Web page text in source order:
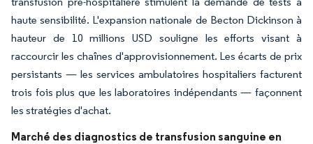
haute sensibilité. L'expansion nationale de Becton Dickinson à
hauteur de 10 millions USD souligne les efforts visant à
raccourcir les chaînes d'approvisionnement. Les écarts de prix
persistants — les services ambulatoires hospitaliers facturent
trois fois plus que les laboratoires indépendants — façonnent
les stratégies d'achat.
Marché des diagnostics de transfusion sanguine en